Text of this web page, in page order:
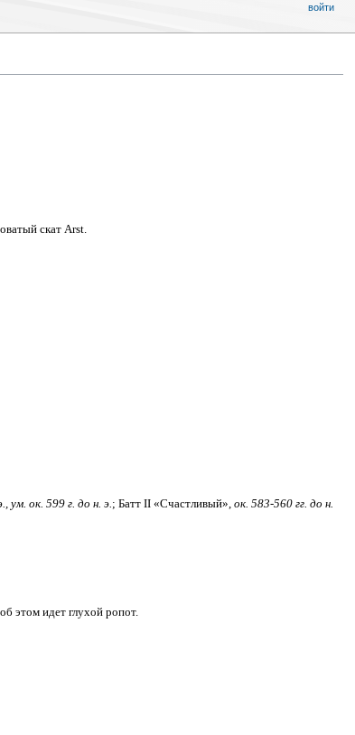
скат Arst.
ум. ок. 599 г. до н. э. ; Батт II «Счастливый», ок. 583-560 гг. до н.
этом идет глухой ропот.
войти